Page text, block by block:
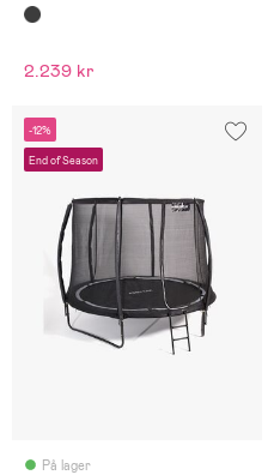
Sort
2.239 kr
-12%
End of Season
På lager